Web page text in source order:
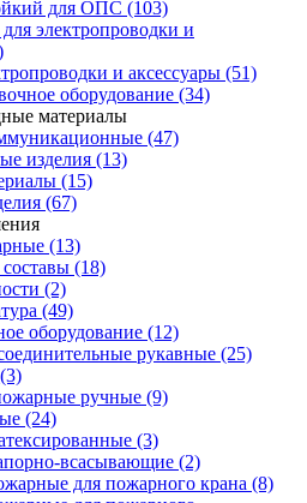
для ОПС (103)
электропроводки и
и аксессуары (51)
оборудование (34)
материалы
(47)
изделия (13)
(15)
(67)
(13)
(18)
(2)
(49)
оборудование (12)
рукавные (25)
(3)
ручные (9)
(24)
(3)
всасывающие (2)
для пожарного крана (8)